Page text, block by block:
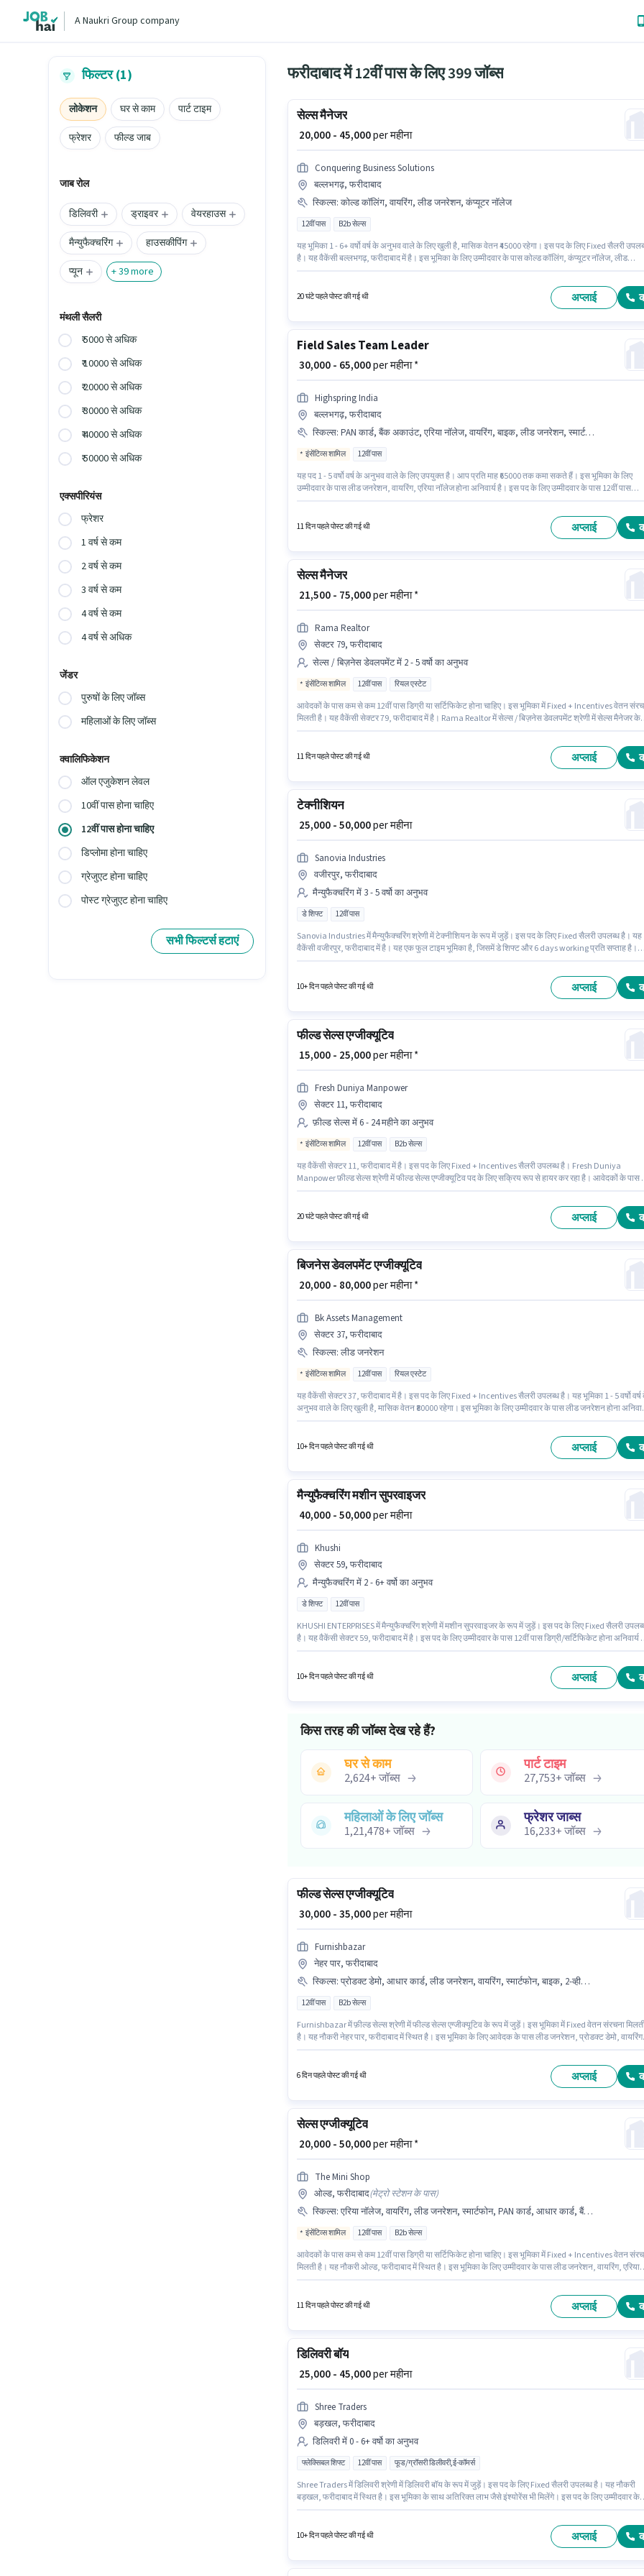
A Naukri Group company
फिल्टर (1)
लोकेशन घर से काम
पार्ट टाइम
फ्रेशर
फील्ड जाब
जाब रोल
डिलिवरी ड्राइवर
वेयरहाउस
मैन्युफैक्चरिंग
हाउसकीपिंग
प्यून
+39more
मंथली सैलरी
₹ 5000 से अधिक
₹ 10000 से अधिक
₹ 20000 से अधिक
₹ 30000 से अधिक
₹ 40000 से अधिक
₹ 50000 से अधिक
एक्सपीरियंस
फ्रेशर
1 वर्ष से कम
2 वर्ष से कम
3 वर्ष से कम
4 वर्ष से कम
4 वर्ष से अधिक
जेंडर
पुरुषों के लिए जॉब्स
महिलाओं के लिए जॉब्स
क्वालिफिकेशन
ऑल एजुकेशन लेवल
10वीं पास होना चाहिए
12वीं पास होना चाहिए
डिप्लोमा होना चाहिए
ग्रेजुएट होना चाहिए
पोस्ट ग्रेजुएट होना चाहिए
सभी फिल्टर्स हटाएं
फरीदाबाद में 12वीं पास के लिए 399 जॉब्स
सेल्स मैनेजर
₹ 20,000 - 45,000per महीना
Conquering Business Solutions
बल्लभगढ़, फरीदाबाद
स्किल्स: कोल्ड कॉलिंग, वायरिंग, लीड जनरेशन, कंप्यूटर नॉलेज
12वीं पास B2b सेल्स
यह भूमिका 1 - 6+ वर्षो वर्ष के अनुभव वाले के लिए खुली है, मासिक वेतन ₹45000 रहेगा। इस पद के लिए Fixed सैलरी
है। यह वैकेंसी बल्लभगढ़, फरीदाबाद में है। इस भूमिका के लिए उम्मीदवार के पास कोल्ड कॉलिंग, कंप्यूटर नॉलेज, लीड
रहा है।
20 घंटे पहले पोस्ट की गई थी अप्लाई
Field Sales Team Leader
₹ 30,000 - 65,000per महीना *
Highspring India
बल्लभगढ़, फरीदाबाद
स्किल्स: PAN कार्ड, बैंक अकाउंट, एरिया नॉलेज, वायरिंग, बाइक, लीड जनरेशन, स्मार्टफोन, आधार कार्ड
इंसेंटिव्स शामिल 12वीं पास
यह पद 1 - 5 वर्षो वर्ष के अनुभव वाले के लिए उपयुक्त है। आप प्रति माह ₹65000 तक कमा सकते हैं। इस भूमिका के लिए
उम्मीदवार के पास लीड जनरेशन, वायरिंग, एरिया नॉलेज होना अनिवार्य है। इस पद के लिए उम्मीदवार के पास 12वीं पास
11 दिन पहले पोस्ट की गई थी अप्लाई
सेल्स मैनेजर
₹ 21,500 - 75,000per महीना *
Rama Realtor
सेक्टर 79, फरीदाबाद
सेल्स / बिज़नेस डेवलपमेंट में 2 - 5 वर्षो का अनुभव
इंसेंटिव्स शामिल 12वीं पास रियल एस्टेट
आवेदकों के पास कम से कम 12वीं पास डिग्री या सर्टिफिकेट होना चाहिए। इस भूमिका में Fixed + Incentives वेतन
मिलती है। यह वैकेंसी सेक्टर 79, फरीदाबाद में है। Rama Realtor में सेल्स / बिज़नेस डेवलपमेंट श्रेणी में सेल्स मैनेजर के
11 दिन पहले पोस्ट की गई थी अप्लाई
टेक्नीशियन
₹ 25,000 - 50,000per महीना
Sanovia Industries
वजीरपुर, फरीदाबाद
मैन्युफैक्चरिंग में 3 - 5 वर्षो का अनुभव
डे शिफ्ट 12वीं पास
Sanovia Industries में मैन्युफैक्चरिंग श्रेणी में टेक्नीशियन के रूप में जुड़ें। इस पद के लिए Fixed सैलरी उपलब्ध है। यह
वैकेंसी वजीरपुर, फरीदाबाद में है। यह एक फुल टाइम भूमिका है, जिसमें डे शिफ्ट और 6 days working प्रति सप्ताह है।
10+ दिन पहले पोस्ट की गई थी अप्लाई
फील्ड सेल्स एग्जीक्यूटिव
₹ 15,000 - 25,000per महीना *
Fresh Duniya Manpower
सेक्टर 11, फरीदाबाद
फ़ील्ड सेल्स में 6 - 24 महीने का अनुभव
इंसेंटिव्स शामिल 12वीं पास B2b सेल्स
यह वैकेंसी सेक्टर 11, फरीदाबाद में है। इस पद के लिए Fixed + Incentives सैलरी उपलब्ध है। Fresh Duniya
Manpower फ़ील्ड सेल्स श्रेणी में फील्ड सेल्स एग्जीक्यूटिव पद के लिए सक्रिय रूप से हायर कर रहा है। आवेदकों के पास
20 घंटे पहले पोस्ट की गई थी अप्लाई
बिजनेस डेवलपमेंट एग्जीक्यूटिव
₹ 20,000 - 80,000per महीना *
Bk Assets Management
सेक्टर 37, फरीदाबाद
स्किल्स: लीड जनरेशन
इंसेंटिव्स शामिल 12वीं पास रियल एस्टेट
यह वैकेंसी सेक्टर 37, फरीदाबाद में है। इस पद के लिए Fixed + Incentives सैलरी उपलब्ध है। यह भूमिका 1 - 5 वर्षो
अनुभव वाले के लिए खुली है, मासिक वेतन ₹80000 रहेगा। इस भूमिका के लिए उम्मीदवार के पास लीड जनरेशन होना
10+ दिन पहले पोस्ट की गई थी अप्लाई
मैन्युफैक्चरिंग मशीन सुपरवाइजर
₹ 40,000 - 50,000per महीना
Khushi
सेक्टर 59, फरीदाबाद
मैन्युफैक्चरिंग में 2 - 6+ वर्षो का अनुभव
डे शिफ्ट 12वीं पास
KHUSHI ENTERPRISES में मैन्युफैक्चरिंग श्रेणी में मशीन सुपरवाइजर के रूप में जुड़ें। इस पद के लिए Fixed सैलरी
है। यह वैकेंसी सेक्टर 59, फरीदाबाद में है। इस पद के लिए उम्मीदवार के पास 12वीं पास डिग्री/सर्टिफिकेट होना अनिवार्य
10+ दिन पहले पोस्ट की गई थी अप्लाई
किस तरह की जॉब्स देख रहे हैं?
घर से काम
2,624+जॉब्स
पार्ट टाइम
27,753+जॉब्स
महिलाओं के लिए जॉब्स
1,21,478+जॉब्स
फ्रेशर जाब्स
16,233+जॉब्स
फील्ड सेल्स एग्जीक्यूटिव
₹ 30,000 - 35,000per महीना
Furnishbazar
नेहर पार, फरीदाबाद
स्किल्स: प्रोडक्ट डेमो, आधार कार्ड, लीड जनरेशन, वायरिंग, स्मार्टफोन, बाइक, 2-व्हीलर ड्राइविंग लाइसेंस, बैंक अकाउंट
12वीं पास B2b सेल्स
Furnishbazar में फ़ील्ड सेल्स श्रेणी में फील्ड सेल्स एग्जीक्यूटिव के रूप में जुड़ें। इस भूमिका में Fixed वेतन संरचना
है। यह नौकरी नेहर पार, फरीदाबाद में स्थित है। इस भूमिका के लिए आवेदक के पास लीड जनरेशन, प्रोडक्ट डेमो, वायरिंग
6 दिन पहले पोस्ट की गई थी अप्लाई
सेल्स एग्जीक्यूटिव
₹ 20,000 - 50,000per महीना *
The Mini Shop
ओल्ड, फरीदाबाद(मेट्रो स्टेशन के पास)
स्किल्स: एरिया नॉलेज, वायरिंग, लीड जनरेशन, स्मार्टफोन, PAN कार्ड, आधार कार्ड, बैंक अकाउंट
इंसेंटिव्स शामिल 12वीं पास B2b सेल्स
आवेदकों के पास कम से कम 12वीं पास डिग्री या सर्टिफिकेट होना चाहिए। इस भूमिका में Fixed + Incentives वेतन
मिलती है। यह नौकरी ओल्ड, फरीदाबाद में स्थित है। इस भूमिका के लिए उम्मीदवार के पास लीड जनरेशन, वायरिंग, एरिया
11 दिन पहले पोस्ट की गई थी अप्लाई
डिलिवरी बॉय
₹ 25,000 - 45,000per महीना
Shree Traders
बड़खल, फरीदाबाद
डिलिवरी में 0 - 6+ वर्षो का अनुभव
फ्लेक्सिबल शिफ्ट 12वीं पास फूड/ग्रॉसरी डिलीवरी,ई-कॉमर्स
Shree Traders में डिलिवरी श्रेणी में डिलिवरी बॉय के रूप में जुड़ें। इस पद के लिए Fixed सैलरी उपलब्ध है। यह नौकरी
बड़खल, फरीदाबाद में स्थित है। इस भूमिका के साथ अतिरिक्त लाभ जैसे इंश्योरेंस भी मिलेंगे। इस पद के लिए उम्मीदवार के
10+ दिन पहले पोस्ट की गई थी अप्लाई